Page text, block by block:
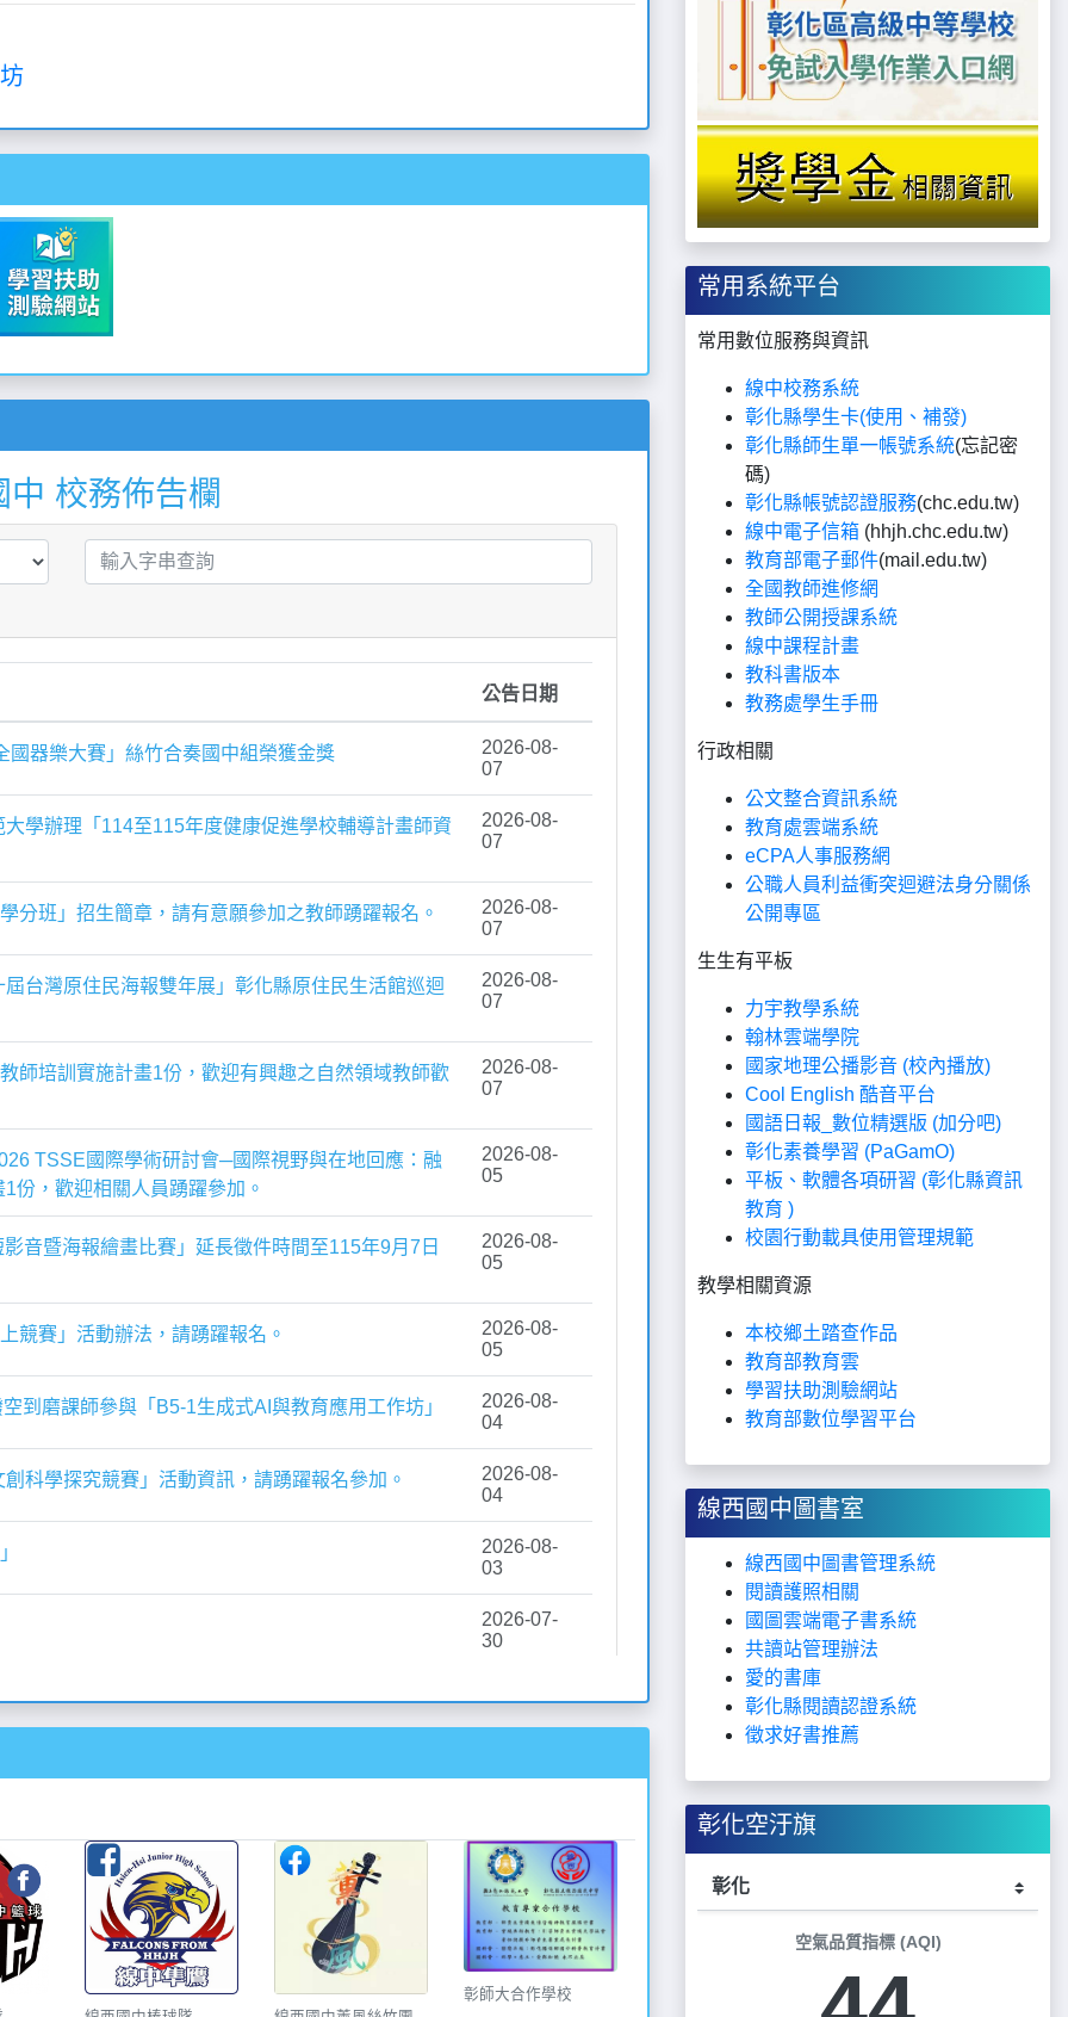
彰師大合作學校
常用系統平台
常用數位服務與資訊
線中校務系統
彰化縣學生卡(使用、補發)
彰化縣師生單一帳號系統(忘記密
碼)
彰化縣帳號認證服務(chc.edu.tw)
線中電子信箱 (hhjh.chc.edu.tw)
教育部電子郵件(mail.edu.tw)
全國教師進修網
教師公開授課系統
線中課程計畫
教科書版本
教務處學生手冊
行政相關
公文整合資訊系統
教育處雲端系統
eCPA人事服務網
公職人員利益衝突迴避法身分關係
公開專區
生生有平板
力宇教學系統
翰林雲端學院
國家地理公播影音 (校內播放)
Cool English 酷音平台
國語日報_數位精選版 (加分吧)
彰化素養學習 (PaGamO)
平板、軟體各項研習 (彰化縣資訊
教育 )
校園行動載具使用管理規範
教學相關資源
本校鄉土踏查作品
教育部教育雲
學習扶助測驗網站
教育部數位學習平台
線西國中圖書室
線西國中圖書管理系統
閱讀護照相關
國圖雲端電子書系統
共讀站管理辦法
愛的書庫
彰化縣閱讀認證系統
徵求好書推薦
彰化空汙旗
空氣品質指標 (AQI)